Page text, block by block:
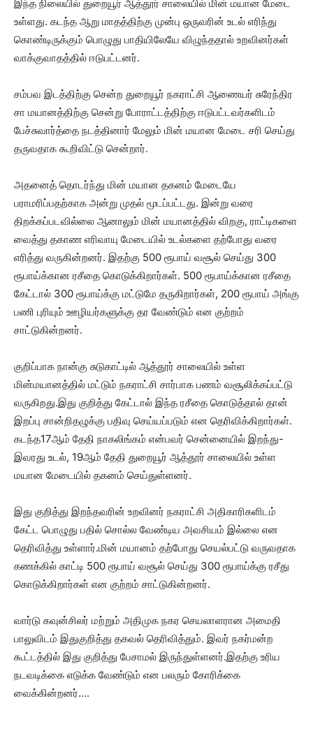
இந்த நிலையில் துறையூர் ஆத்தூர் சாலையில் மின் மயான மேடை
உள்ளது. கடந்த ஆறு மாதத்திற்கு முன்பு ஒருவரின் உடல் எரிந்து
கொண்டிருக்கும் பொழுது பாதியிலேயே விழுந்ததால் உறவினர்கள்
வாக்குவாதத்தில் ஈடுபட்டனர்.
சம்பவ இடத்திற்கு சென்ற துறையூர் நகராட்சி ஆணையர் சுரேந்திர
சா மயானத்திற்கு சென்று போராட்டத்திற்கு ஈடுபட்டவர்களிடம்
பேச்சுவார்த்தை நடத்தினார் மேலும் மின் மயான மேடை சரி செய்து
தருவதாக கூறிவிட்டு சென்றார்.
அதனைத் தொடர்ந்து மின் மயான தகனம் மேடையே
பராமரிப்பதற்காக அன்று முதல் மூடப்பட்டது. இன்று வரை
திறக்கப்படவில்லை ஆனாலும் மின் மயானத்தில் விறகு, ராட்டிகளை
வைத்து தகாண எரிவாயு மேடையில் உடல்களை தற்போது வரை
எரித்து வருகின்றனர். இதற்கு 500 ரூபாய் வசூல் செய்து 300
ரூபாய்க்கான ரசீதை கொடுக்கிறார்கள். 500 ரூபாய்க்கான ரசீதை
கேட்டால் 300 ரூபாய்க்கு மட்டுமே தருகிறார்கள், 200 ரூபாய் அங்கு
பணி புரியும் ஊழியர்களுக்கு தர வேண்டும் என குற்றம்
சாட்டுகின்றனர்.
குறிப்பாக நான்கு சுடுகாட்டில் ஆத்தூர் சாலையில் உள்ள
மின்மயானத்தில் மட்டும் நகராட்சி சார்பாக பணம் வசூலிக்கப்பட்டு
வருகிறது.இது குறித்து கேட்டால் இந்த ரசீதை கொடுத்தால் தான்
இறப்பு சான்றிதழுக்கு பதிவு செய்யப்படும் என தெரிவிக்கிறார்கள்.
கடந்த17ஆம் தேதி நாகலிங்கம் என்பவர் சென்னையில் இறந்து-
இவரது உடல், 19ஆம் தேதி துறையூர் ஆத்தூர் சாலையில் உள்ள
மயான மேடையில் தகனம் செய்துள்ளனர்.
இது குறித்து இறந்தவரின் உறவினர் நகராட்சி அதிகாரிகளிடம்
கேட்ட பொழுது பதில் சொல்ல வேண்டிய அவசியம் இல்லை என
தெரிவித்து உள்ளார்.மின் மயானம் தற்போது செயல்பட்டு வருவதாக
கணக்கில் காட்டி 500 ரூபாய் வசூல் செய்து 300 ரூபாய்க்கு ரசீது
கொடுக்கிறார்கள் என குற்றம் சாட்டுகின்றனர்.
வார்டு கவுன்சிலர் மற்றும் அதிமுக நகர செயலாளரான அமைதி
பாலுவிடம் இதுகுறித்து தகவல் தெரிவித்தும். இவர் நகர்மன்ற
கூட்டத்தில் இது குறித்து பேசாமல் இருந்துள்ளனர்.இதற்கு உரிய
நடவடிக்கை எடுக்க வேண்டும் என பலரும் கோரிக்கை
வைக்கின்றனர்….